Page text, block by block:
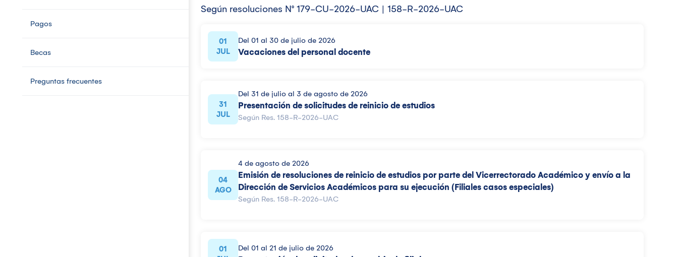
Pagos
Becas
Preguntas frecuentes
Según resoluciones N° 179-CU-2026-UAC | 158-R-2026-UAC
01
JUL
Del 01 al 30 de julio de 2026
Vacaciones del personal docente
31
JUL
Del 31 de julio al 3 de agosto de 2026
Presentación de solicitudes de reinicio de estudios
Según Res. 158-R-2026-UAC
04
AGO
4 de agosto de 2026
Emisión de resoluciones de reinicio de estudios por parte del Vicerrectorado Académico y envío a la
Dirección de Servicios Académicos para su ejecución (Filiales casos especiales)
Según Res. 158-R-2026-UAC
01
Del 01 al 21 de julio de 2026